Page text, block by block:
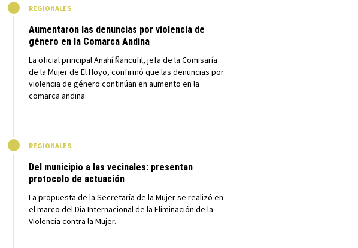
REGIONALES
Aumentaron las denuncias por violencia de
género en la Comarca Andina
La oficial principal Anahí Ñancufil, jefa de la Comisaría
de la Mujer de El Hoyo, confirmó que las denuncias por
violencia de género continúan en aumento en la
comarca andina.
REGIONALES
Del municipio a las vecinales: presentan
protocolo de actuación
La propuesta de la Secretaría de la Mujer se realizó en
el marco del Día Internacional de la Eliminación de la
Violencia contra la Mujer.